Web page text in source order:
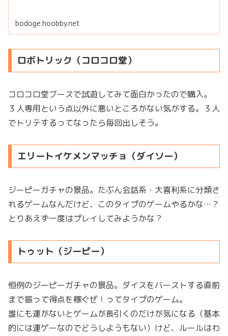
bodoge.hoobby.net
ロボトリック（コロコロ堂）
コロコロ堂ブースで試遊してみて面白かったので購入。
３人専用という点以外に悪いところがない気がする。３人
でトリテするってなったら毎回出しそう。
エリートイケメンマッチョ（ダイソー）
ジーピーガチャの景品。たぶん会話系・大喜利系に分類さ
れるゲームなんだけど、このタイプのゲームやるかな…？
とりあえず一度はプレイしてみようかな？
トゥット（ジーピー）
恒例のジーピーガチャの景品。ダイスをバーストする直前
まで振って得点を稼ぐぜ！ってタイプのゲーム。
誰にも運がないとゲームが長引くのだけが気になる（基本
的には運ゲーなのでどうしようもない）けど、ルールはわ